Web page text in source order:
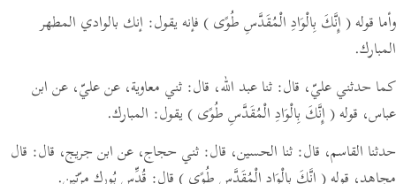
وأما قوله( إِنَّكَ بِالْوَادِ الْمُقَدَّسِ طُوًى ) فإنه يقول: إنك بالوادي المطهر
المبارك.
كما حدثني عليّ، قال: ثنا عبد الله، قال: ثني معاوية، عن عليّ، عن ابن
عباس، قوله( إِنَّكَ بِالْوَادِ الْمُقَدَّسِ طُوًى ) يقول: المبارك.
حدثنا القاسم، قال: ثنا الحسين، قال: ثني حجاج، عن ابن جريج، قال: قال